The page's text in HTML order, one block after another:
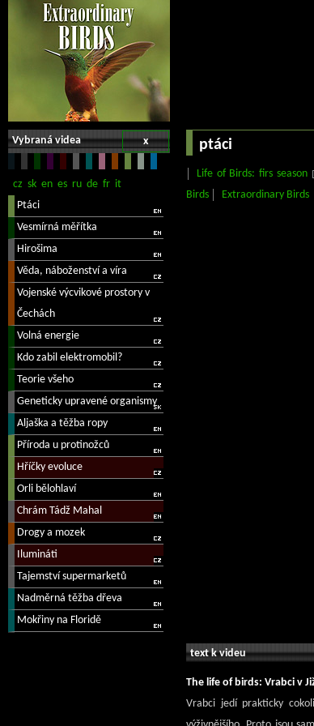
x
Vybraná videa ptáci
Life of Birds: firs season
Birds
Extraordinary Birds
text k videu
The life of birds: Vrabci v
Vrabci jedí prakticky